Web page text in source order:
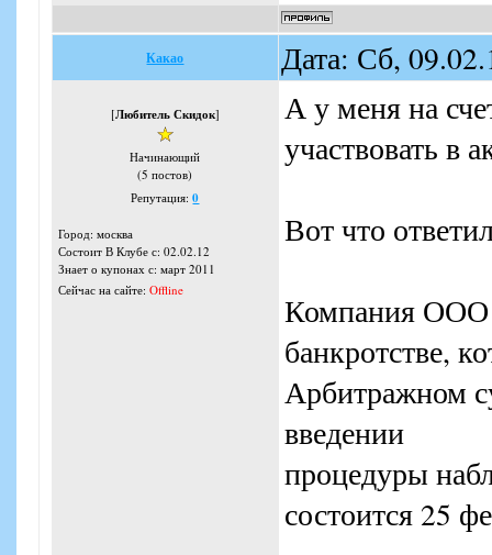
Какао Дата: Сб,
[Любитель Скидок]
Начинающий
(5 постов)
Репутация:0
Город: москва
Состоит В Клубе с: 02.02.12
Знает о купонах с: март 2011
Сейчас на сайте: Offline
А у меня на
участвовать в
Вот что
Компания ООО
банкротстве,
Арбитражном
введении
процедуры
состоится 25